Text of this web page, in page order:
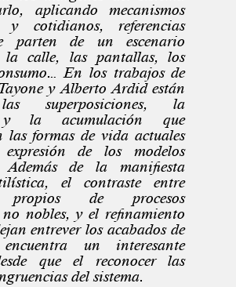
aplicando mecanismos
y cotidianos, referencias
parten de un escenario
la calle, las pantallas, los
En los trabajos de
y Alberto Ardid están
superposiciones, la
y la acumulación que
las formas de vida actuales
de los modelos
Además de la manifiesta
el contraste entre
propios de procesos
nobles, y el refinamiento
entrever los acabados de
un interesante
que el reconocer las
del sistema.